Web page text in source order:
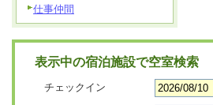
仕事仲間
表示中の宿泊施設で空室検索
チェックイン